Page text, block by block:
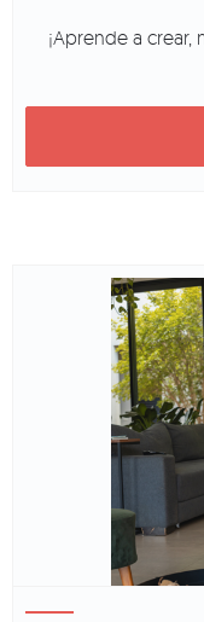
¡Aprende a